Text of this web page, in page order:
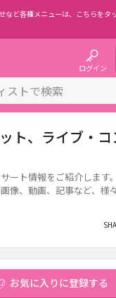
ど各種メニューは、
こちらをタ
ログイン
ト、ライブ・コ
ート情報をご紹介します
像、動画、記事など、様
お気に入りに登録する